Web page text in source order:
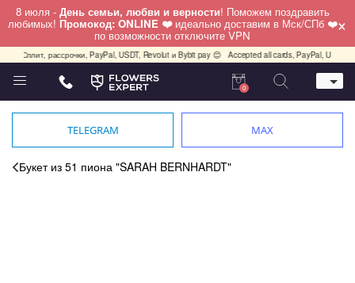
8 июля - День семьи, любви и верности! Поможем поздравить
любимых! Промокод: ONLINE ❤️ идеально доставим в Мск/СПб ❤️
по возможности отключите VPN ×
рассрочки, PayPal, USDT, Revolut и Bybit pay 😊 Accepted all cards, PayPal, USDT, Revolut
Телефон
+7 (495) 982-55-05
0
TELEGRAM MAX
Букет из 51 пиона "SARAH BERNHARDT"